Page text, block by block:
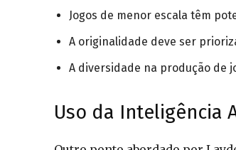
Jogos de menor escala têm
A originalidade deve ser
A diversidade na produção de
Uso da Inteligência